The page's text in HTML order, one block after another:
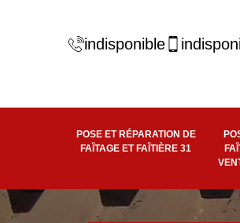
indisponible
POSE ET RÉPARATION DE
FAÎTAGE ET FAÎTIÈRE 31